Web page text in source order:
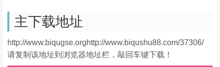
主下载地址
http://www.biqugse.orghttp://www.biqushu88.com/37306/
请复制该地址到浏览器地址栏，敲回车键下载！